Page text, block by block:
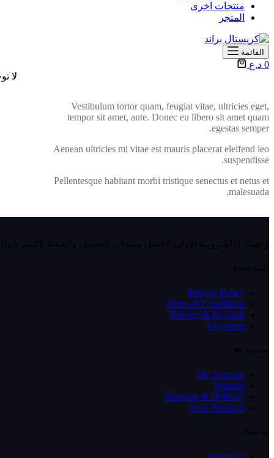
منتجات اخرى
المتجر
القائمة
عربة
0 د.ع
لا
Vestibulum tortor quam, feugiat vitae, ultricies eget,
tempor sit amet, ante. Donec eu libero sit amet quam
egestas semper.
Aenean ultricies mi vitae est mauris placerat eleifend leo
suspendisse.
Pellentesque habitant morbi tristique senectus et netus et
malesuada.
Privacy Policy
Terms & Conditions
Returns & Refunds
Payments
My Account
Wishlist
Shipping & Delivery
New Products